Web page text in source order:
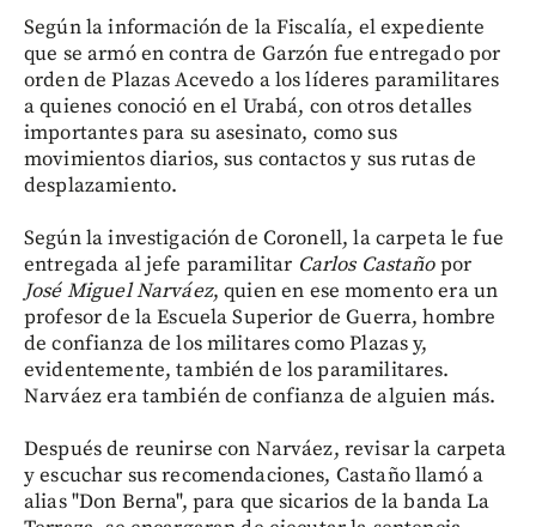
Según la información de la Fiscalía, el expediente
que se armó en contra de Garzón fue entregado por
orden de Plazas Acevedo a los líderes paramilitares
a quienes conoció en el Urabá, con otros detalles
importantes para su asesinato, como sus
movimientos diarios, sus contactos y sus rutas de
desplazamiento.
Según la investigación de Coronell, la carpeta le fue
entregada al jefe paramilitar Carlos Castañopor
José Miguel Narváez, quien en ese momento era un
profesor de la Escuela Superior de Guerra, hombre
de confianza de los militares como Plazas y,
evidentemente, también de los paramilitares.
Narváez era también de confianza de alguien más.
Después de reunirse con Narváez, revisar la carpeta
y escuchar sus recomendaciones, Castaño llamó a
alias "Don Berna", para que sicarios de la banda La